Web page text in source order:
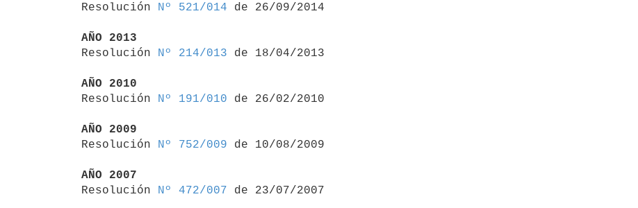
Resolución
Nº 521/014 de 26/09/2014
AÑO 2013
Resolución
Nº 214/013 de 18/04/2013
AÑO 2010
Resolución
Nº 191/010 de 26/02/2010
AÑO 2009
Resolución
Nº 752/009 de 10/08/2009
AÑO 2007
Resolución
Nº 472/007 de 23/07/2007